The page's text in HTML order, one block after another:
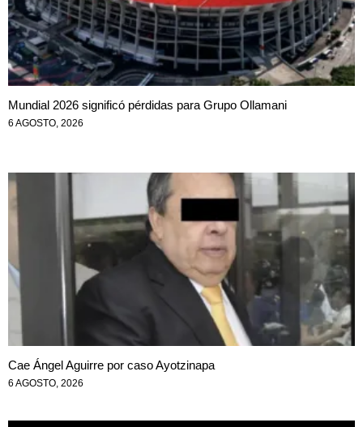
Mundial 2026 significó pérdidas para Grupo Ollamani
6 AGOSTO, 2026
Cae Ángel Aguirre por caso Ayotzinapa
6 AGOSTO, 2026